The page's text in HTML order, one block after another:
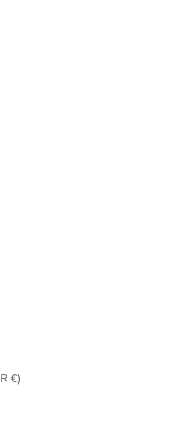
French Southern Territories (EUR €)